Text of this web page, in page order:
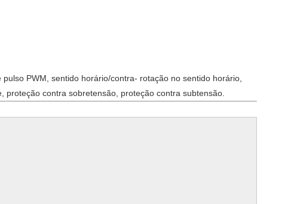
PWM, sentido horário/contra- rotação no sentido horário,
contra sobretensão, proteção contra subtensão.